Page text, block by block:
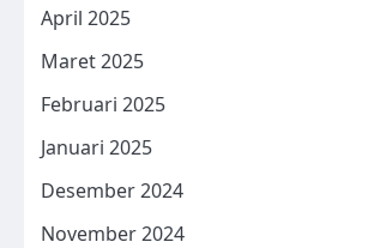
April 2025
Maret 2025
Februari 2025
Januari 2025
Desember 2024
November 2024